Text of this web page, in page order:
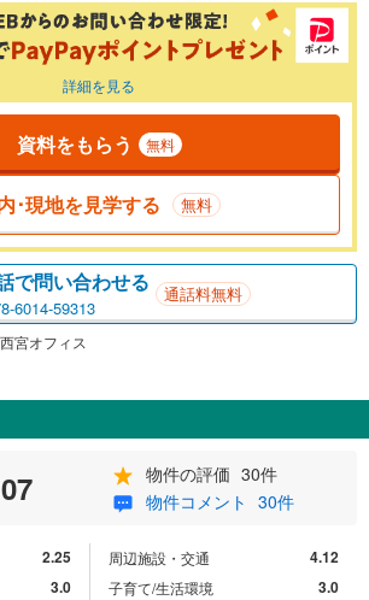
詳細を見る
資料をもらう 無料
･現地を見学する 無料
で問い合わせる
6014-59313
通話料無料
宮オフィス
物件の評価 30件
物件コメント 30件
2.25
3.0
周辺施設・交通 4.12
子育て/生活環境 3.0